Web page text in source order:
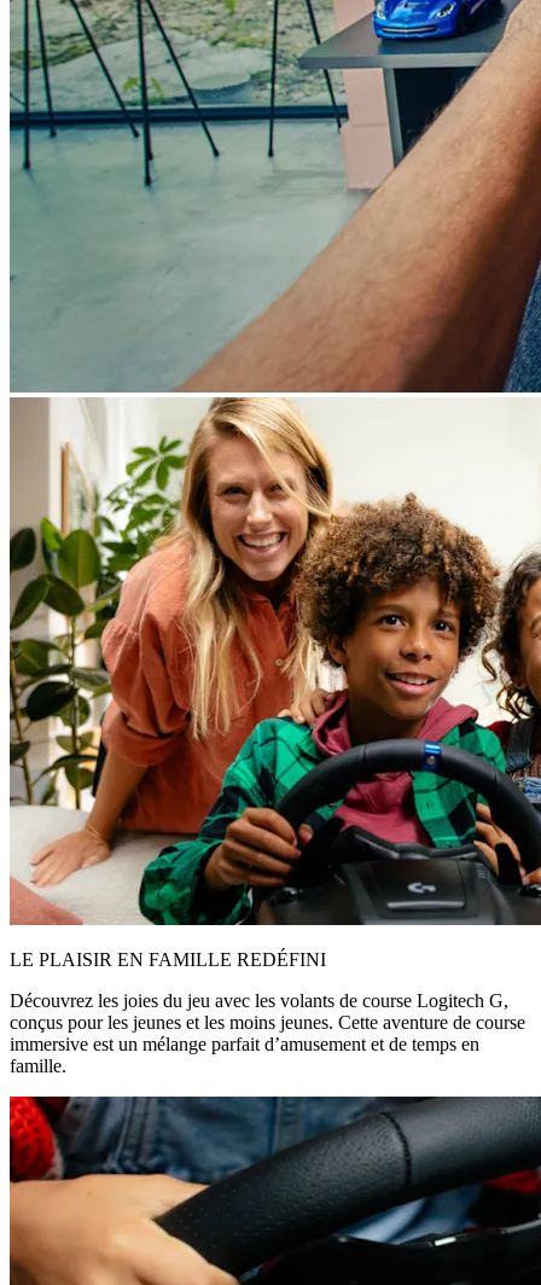
LE PLAISIR EN FAMILLE REDÉFINI
Découvrez les joies du jeu avec les volants de course Logitech G,
conçus pour les jeunes et les moins jeunes. Cette aventure de course
immersive est un mélange parfait d’amusement et de temps en
famille.